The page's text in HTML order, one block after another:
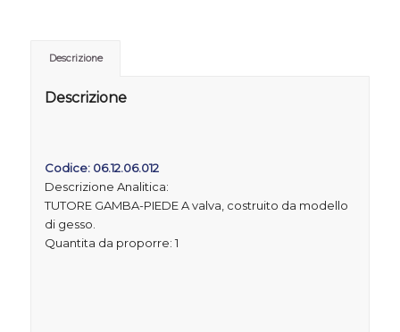
Descrizione
Descrizione
Codice: 06.12.06.012
Descrizione Analitica:
TUTORE GAMBA-PIEDE A valva, costruito da modello
di gesso.
Quantita da proporre: 1